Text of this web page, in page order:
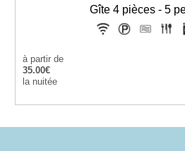
Gîte 4 pièces - 5
à partir de
35.00€
la nuitée